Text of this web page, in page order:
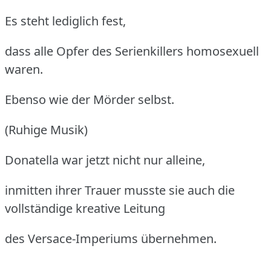
Es steht lediglich fest,
dass alle Opfer des Serienkillers homosexuell
waren.
Ebenso wie der Mörder selbst.
(Ruhige Musik)
Donatella war jetzt nicht nur alleine,
inmitten ihrer Trauer musste sie auch die
vollständige kreative Leitung
des Versace-Imperiums übernehmen.